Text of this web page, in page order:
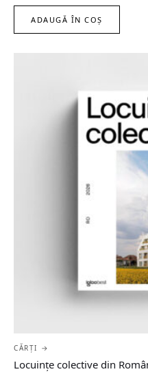
ADAUGĂ ÎN COȘ
CĂRȚI →
Locuințe colective din